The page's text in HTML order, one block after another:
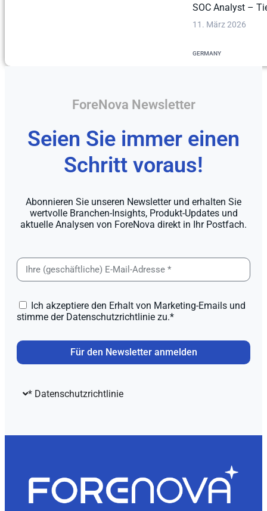
SOC Analyst –
11. März 2026
GERMANY
ForeNova Newsletter
Seien Sie immer einen
Schritt voraus!
Abonnieren Sie unseren Newsletter und erhalten Sie
wertvolle Branchen-Insights, Produkt-Updates und
aktuelle Analysen von ForeNova direkt in Ihr Postfach.
Ich akzeptiere den Erhalt von Marketing-Emails und
stimme der Datenschutzrichtlinie zu.*
Für den Newsletter anmelden
* Datenschutzrichtlinie